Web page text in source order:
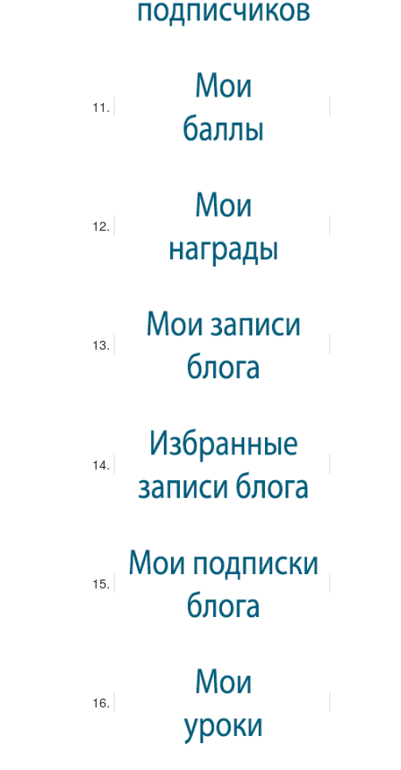
позволяет снизить эти затраты, что может отразиться на
конечной цене доски. Конкуренция на рынке
регионах с высокой концентрацией производителей цены,
как правило, более низкие из-за борьбы за покупателя.
Напротив, в отдаленных районах, где конкуренция
ограничена, стоимость может быть выше. Сезонность
неблагоприятных погодных условий, что приводит к
увеличению цен. Весной и летом, напротив, предложение
увеличивается, и цены могут снижаться. Наконец,
транспортные расходы, связанные с доставкой готовой
железнодорожный) и тарифы транспортных компаний
напрямую влияют на конечную стоимость. Таким
образом, цена на обрезную доску https://megastroy-
включающая в себя стоимость сырья, производственные
затраты, конкуренцию, сезонность и транспортные
расходы. Понимание этих факторов позволяет
потребителям лучше ориентироваться на рынке и
28 апреля 2025